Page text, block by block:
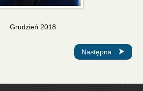
Grudzień 2018
Rudnicka Następna strona:
Następna